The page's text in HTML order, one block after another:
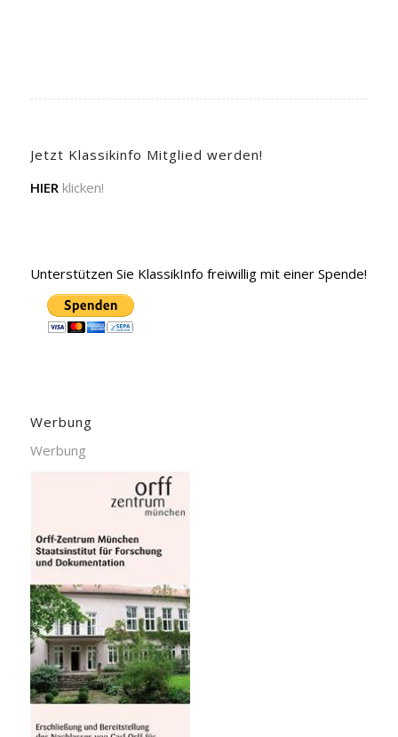
Jetzt Klassikinfo Mitglied werden!
HIER klicken!
Unterstützen Sie KlassikInfo freiwillig mit einer Spende!
Werbung
Werbung